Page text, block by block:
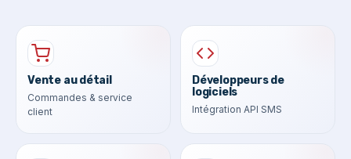
Vente au détail
Commandes & service
client
Développeurs de
logiciels
Intégration API SMS